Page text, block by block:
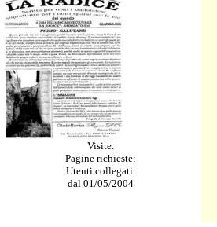
Visite:
Pagine richieste:
Utenti collegati:
dal 01/05/2004